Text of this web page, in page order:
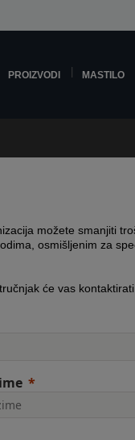
PROIZVODI MASTILO
možete smanjiti
osmišljenim za
će vas